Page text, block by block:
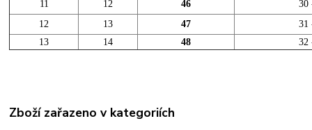
11 12 46
30
12
13 47
31
13
14 48 32
Zboží zařazeno v kategoriích